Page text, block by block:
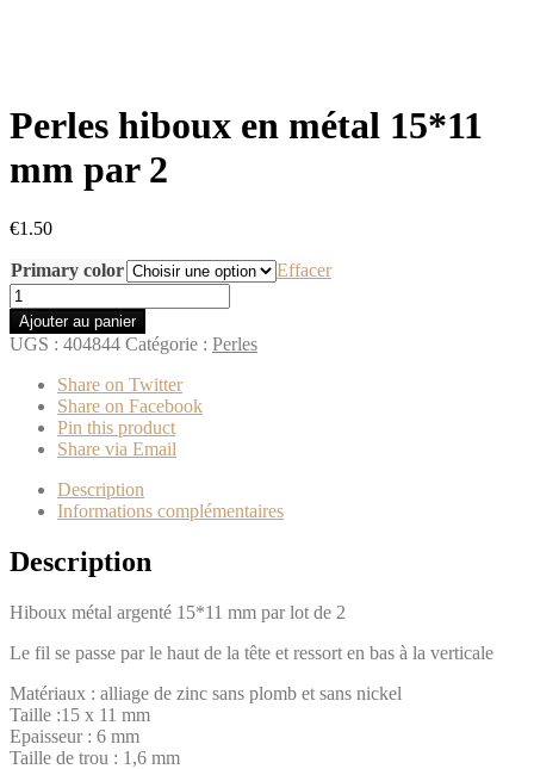
Perles hiboux en métal 15*11
mm par 2
€1.50
Primary color
Effacer
quantité
de
Perles
hiboux
métal
15*11
Ajouter au panier
UGS : 404844 Catégorie : Perles
Share on Twitter
Share on Facebook
Pin this product
Share via Email
Description
Informations complémentaires
Description
Hiboux métal argenté 15*11 mm par lot de 2
Le fil se passe par le haut de la tête et ressort en bas à la verticale
Matériaux : alliage de zinc sans plomb et sans nickel
Taille :15 x 11 mm
Epaisseur : 6 mm
Taille de trou : 1,6 mm